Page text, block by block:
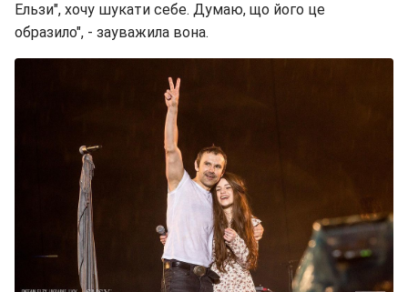
Ельзи", хочу шукати себе. Думаю, що його це
образило", - зауважила вона.